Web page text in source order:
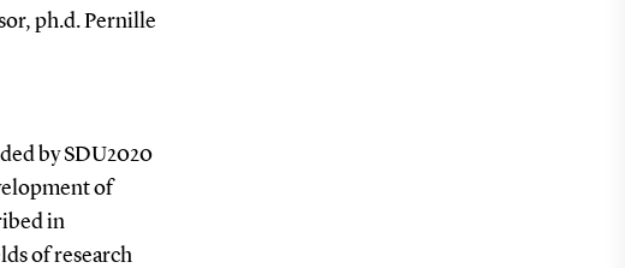
, ph.d. Pernille
by SDU2020
of
in
of research